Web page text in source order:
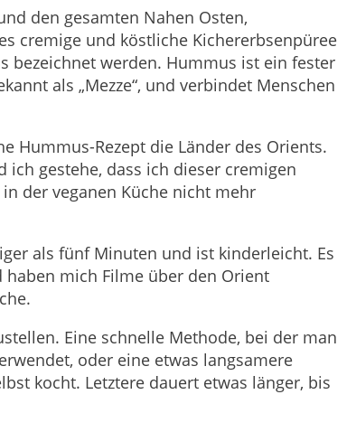
den gesamten Nahen Osten,
cremige und köstliche Kichererbsenpüree
bezeichnet werden. Hummus ist ein fester
als „Mezze“, und verbindet Menschen
Hummus-Rezept die Länder des Orients.
ich gestehe, dass ich dieser cremigen
der veganen Küche nicht mehr
als fünf Minuten und ist kinderleicht. Es
mich Filme über den Orient
Eine schnelle Methode, bei der man
oder eine etwas langsamere
kocht. Letztere dauert etwas länger, bis